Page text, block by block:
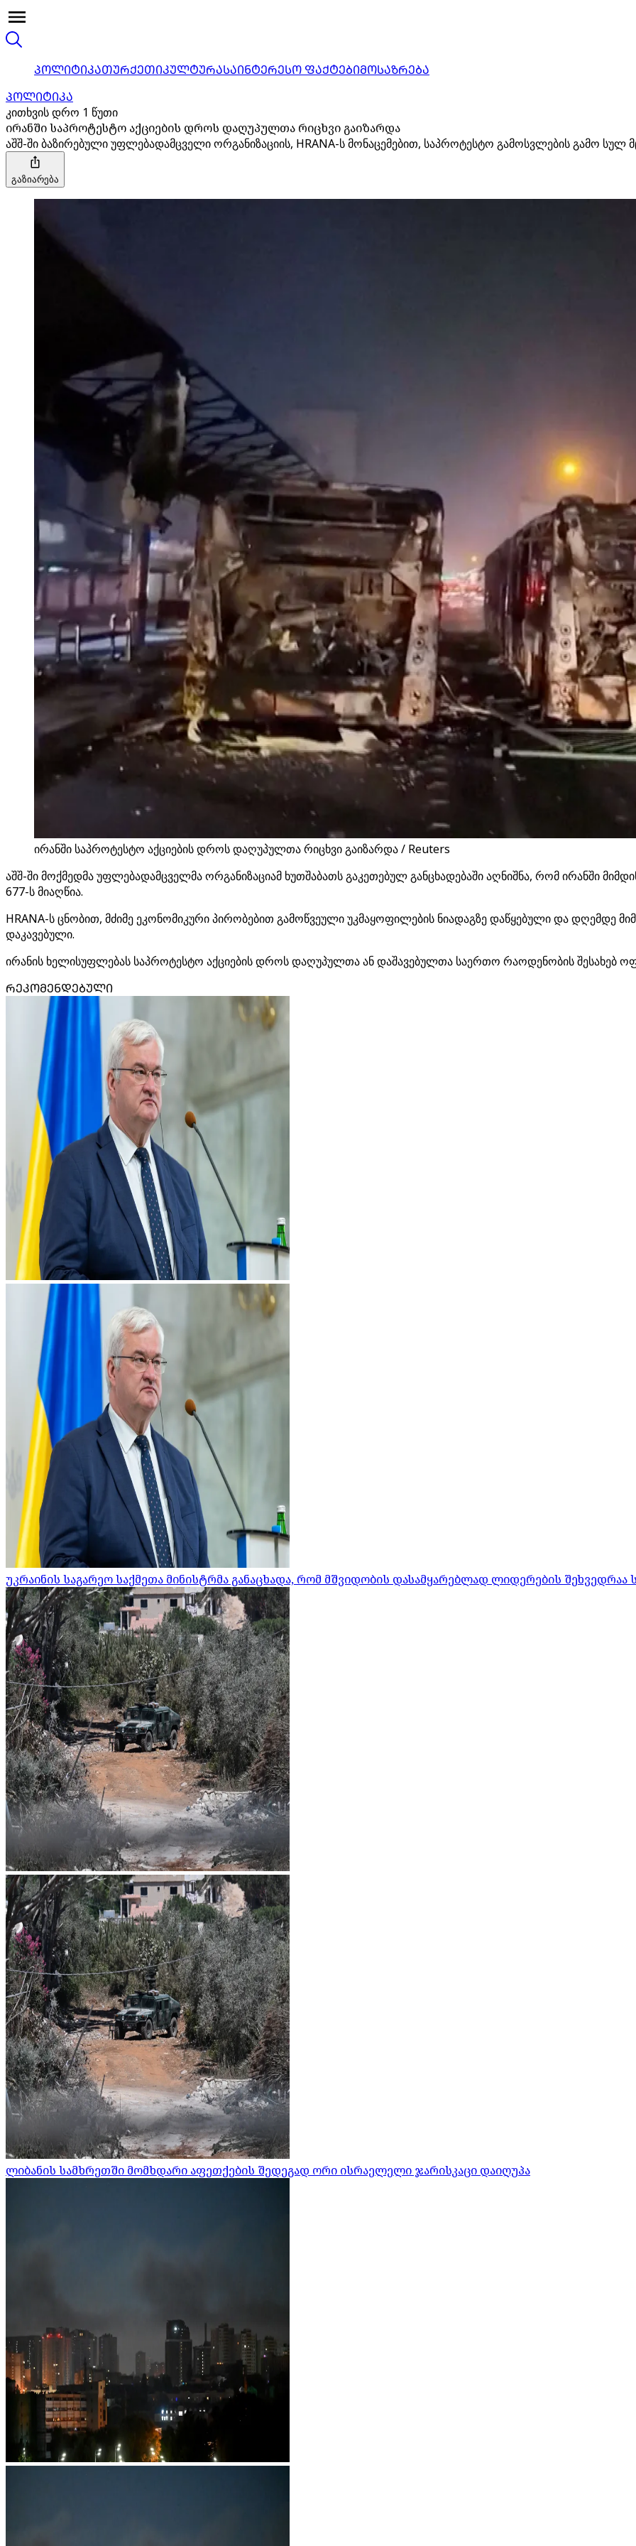
ᲞᲝᲚᲘᲢᲘᲙᲐᲗᲣᲠᲥᲔᲗᲘᲙᲣᲚᲢᲣᲠᲐᲡᲐᲘᲜᲢᲔᲠᲔᲡᲝ ᲤᲐᲥᲢᲔᲑᲘᲛᲝᲡᲐᲖᲠᲔᲑᲐ
ᲞᲝᲚᲘᲢᲘᲙᲐ
კითხვის დრო 1 წუთი
ირანში საპროტესტო აქციების დროს დაღუპულთა რიცხვი გაიზარდა
აშშ-ში ბაზირებული უფლებადამცველი ორგანიზაციის, HRANA-ს მონაცემებით, საპროტესტო გამოსვლების გამო სულ
გაზიარება
ირანში საპროტესტო აქციების დროს დაღუპულთა რიცხვი გაიზარდა / Reuters
აშშ-ში მოქმედმა უფლებადამცველმა ორგანიზაციამ ხუთშაბათს გაკეთებულ განცხადებაში აღნიშნა, რომ ირანში
677-ს მიაღწია.
HRANA-ს ცნობით, მძიმე ეკონომიკური პირობებით გამოწვეული უკმაყოფილების ნიადაგზე დაწყებული და დღემდე
დაკავებული.
ირანის ხელისუფლებას საპროტესტო აქციების დროს დაღუპულთა ან დაშავებულთა საერთო რაოდენობის შესახებ
ᲠᲔᲙᲝᲛᲔᲜᲓᲔᲑᲣᲚᲘ
უკრაინის საგარეო საქმეთა მინისტრმა განაცხადა, რომ მშვიდობის დასამყარებლად ლიდერების შეხვედრაა
ლიბანის სამხრეთში მომხდარი აფეთქების შედეგად ორი ისრაელელი ჯარისკაცი დაიღუპა